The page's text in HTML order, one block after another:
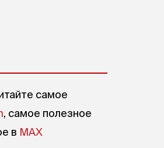
самое
, самое полезное
в MAX